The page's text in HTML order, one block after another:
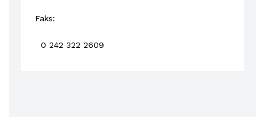
Faks:
0 242 322 2609